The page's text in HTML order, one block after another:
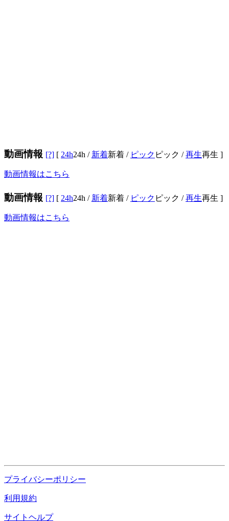
動画情報 [?] [ 24h24h / 新着新着 / ピック ピック /再生再生 ]
動画情報はこちら
動画情報 [?] [ 24h24h / 新着新着 / ピック ピック /再生再生 ]
動画情報はこちら
プライバシーポリシー
利用規約
サイトヘルプ